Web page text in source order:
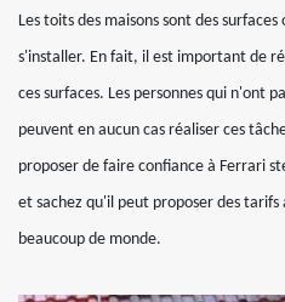
Les toits des maisons sont des
s'installer. En fait, il est important de
ces surfaces. Les personnes qui n'ont
peuvent en aucun cas réaliser ces
proposer de faire confiance à Ferrari
et sachez qu'il peut proposer des tarifs
beaucoup de monde.